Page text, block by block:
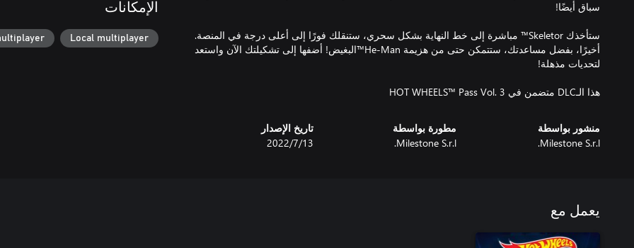
ستأخذك Skeletor™ مباشرة إلى خط النهاية بشكل سحري، ستنقلك فورًا إلى أعلى درجة في المنصة.
أخيرًا، بفضل مساعدتك، ستتمكن حتى من هزيمة He-Man™البغيض! أضفها إلى تشكيلتك الآن واستعد
هذا الـDLC متضمن في HOT WHEELS™ Pass Vol. 3
منشور بواسطة
Milestone S.r.l.
مطورة بواسطة
Milestone S.r.l.
تاريخ الإصدار
13‏/7‏/2022
الإمكانات
Local multiplayer
يعمل مع